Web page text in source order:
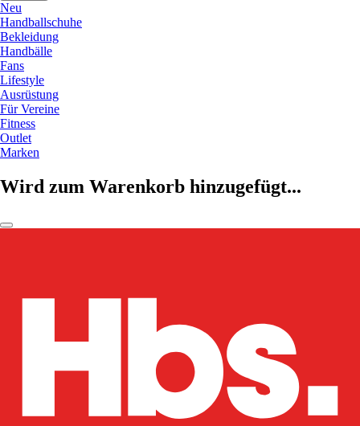
Neu
Handballschuhe
Bekleidung
Handbälle
Fans
Lifestyle
Ausrüstung
Für Vereine
Fitness
Outlet
Marken
Wird zum Warenkorb hinzugefügt...